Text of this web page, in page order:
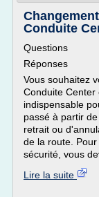
Conduite
Questions
Réponses
Vous souhaitez
Conduite Center
indispensable
passé à partir
retrait ou
de la route.
sécurité, vous
Lire la suite